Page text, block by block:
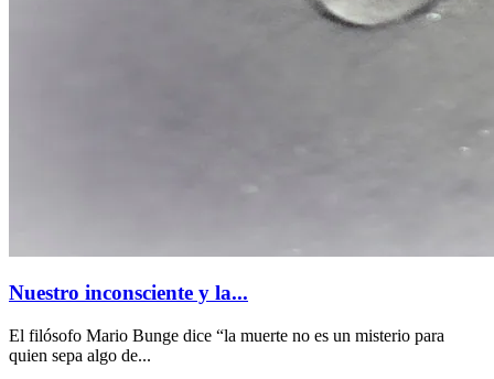
Nuestro inconsciente y la...
El filósofo Mario Bunge dice “la muerte no es un misterio para
quien sepa algo de...